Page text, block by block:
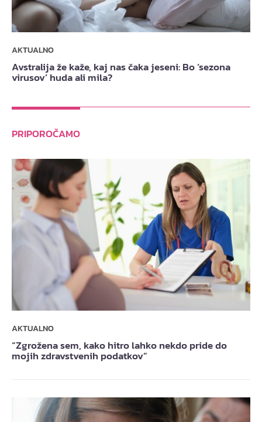
AKTUALNO
Avstralija že kaže, kaj nas čaka jeseni: Bo ‘sezona
virusov’ huda ali mila?
PRIPOROČAMO
AKTUALNO
“Zgrožena sem, kako hitro lahko nekdo pride do
mojih zdravstvenih podatkov”